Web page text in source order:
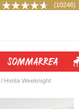
(10246)
LOGGA IN
/ Himla Weeknight